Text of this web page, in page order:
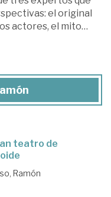
el original
actores, el mito…
teatro de
Ramón